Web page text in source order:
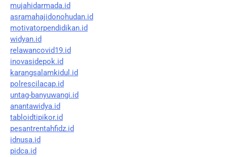
mujahidarmada.id
asramahajidonohudan.id
motivatorpendidikan.id
widyan.id
relawancovid19.id
inovasidepok.id
karangsalamkidul.id
polrescilacap.id
untag-banyuwangi.id
anantawidya.id
tabloidtipikor.id
pesantrentahfidz.id
idnusa.id
pidca.id